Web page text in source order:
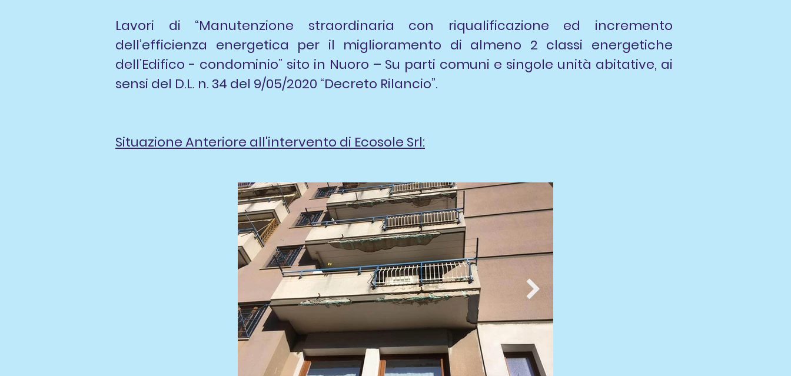
Lavori di “Manutenzione straordinaria con riqualificazione ed incremento
dell’efficienza energetica per il miglioramento di almeno 2 classi energetiche
dell’Edifico - condominio” sito in Nuoro – Su parti comuni e singole unità abitative, ai
sensi del D.L. n. 34 del 9/05/2020 “Decreto Rilancio”.
Situazione Anteriore all'intervento di Ecosole Srl: